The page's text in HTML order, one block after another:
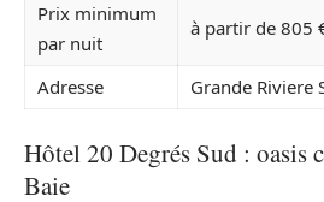
Prix minimum
par nuit
à partir de 805
Adresse Grande Riviere
Hôtel 20 Degrés Sud : oasis
Baie